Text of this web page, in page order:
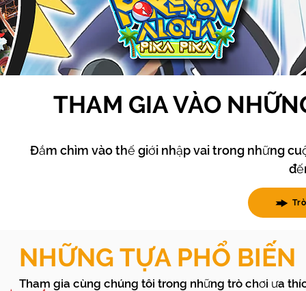
THAM GIA VÀO
Đắm chìm vào thế giới nhập vai trong những
NHỮNG TỰA PHỔ BIẾN
Tham gia cùng chúng tôi trong những trò chơi ưa